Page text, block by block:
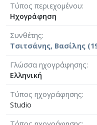
Τύπος περιεχομένου
Ηχογράφηση
Συνθέτης
Τσιτσάνης, Βασίλης
Γλώσσα ηχογράφησης
Ελληνική
Τύπος ηχογράφησης
Studio